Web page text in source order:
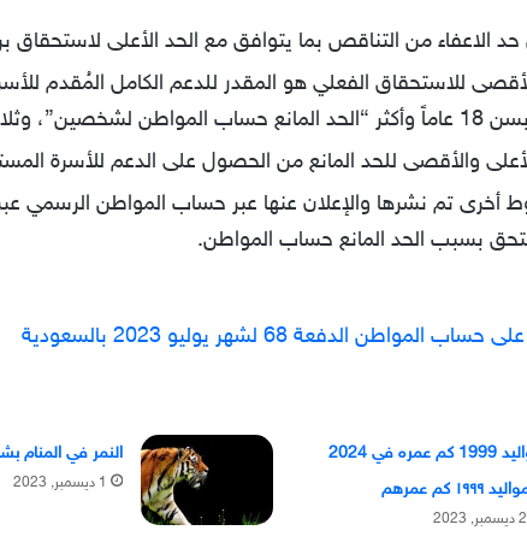
حد الاعفاء من التناقص بما يتوافق مع الحد الأعلى
للاستحقاق الفعلي هو المقدر للدعم الكامل المُقدم
أقل من 18 عاماً.
والأقصى للحد المانع من الحصول على الدعم للأسرة المستفيدة من
أخرى تم نشرها والإعلان عنها عبر حساب المواطن الرسمي عبر
بسبب الحد المانع حساب المواطن.
المواطن الدفعة 68 لشهر يوليو 2023 بالسعودية
مواليد 1999 كم عمره في 2024
١٩٩٩ كم عمرهم
2 ديسمبر, 2023
النمر في المنام
1 ديسمبر, 2023